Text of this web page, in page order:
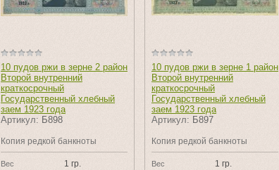
10 пудов ржи в зерне 2 район
Второй внутренний
краткосрочный
Государственный хлебный
заем 1923 года
Артикул: Б898
Копия редкой банкноты
Вес 1 гр.
10 пудов ржи в зерне 1 район
Второй внутренний
краткосрочный
Государственный хлебный
заем 1923 года
Артикул: Б897
Копия редкой банкноты
Вес 1 гр.